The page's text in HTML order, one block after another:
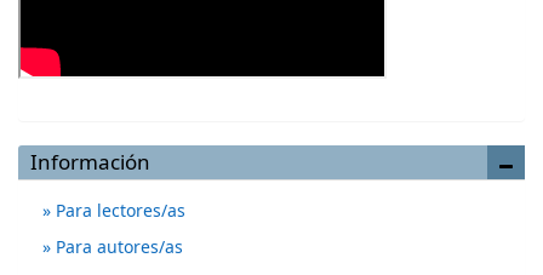
Información
Para lectores/as
Para autores/as